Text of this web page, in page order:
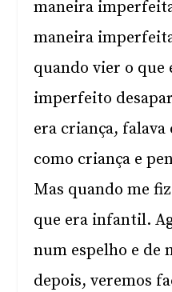
maneira
maneira
quando vier o que
imperfeito
era criança,
como criança e
Mas quando me
que era infantil.
num espelho e de
depois, veremos